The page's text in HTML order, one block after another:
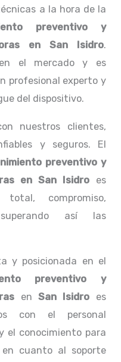
a la hora de la
preventivo y
en San Isidro.
el mercado y es
profesional experto y
del dispositivo.
nuestros clientes,
y seguros. El
preventivo y
en San Isidro es
total, compromiso,
así las
y posicionada en el
preventivo y
en San Isidro es
con el personal
el conocimiento para
en cuanto al soporte